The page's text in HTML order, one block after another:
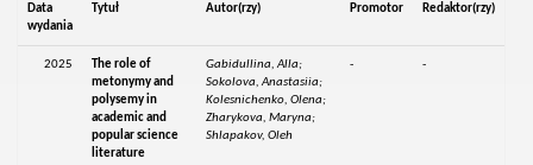
Data
wydania
Tytuł Autor(rzy) Promotor Redaktor(rzy)
2025
The role of
metonymy and
polysemy in
academic and
popular science
literature
Gabidullina, Alla;
Sokolova, Anastasiia;
Kolesnichenko, Olena;
Zharykova, Maryna;
Shlapakov, Oleh
- -